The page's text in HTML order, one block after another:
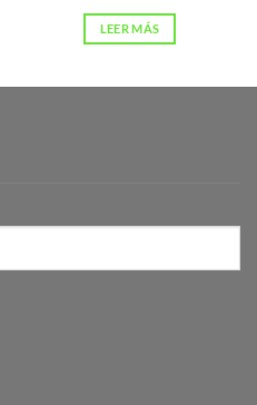
LEER MÁS